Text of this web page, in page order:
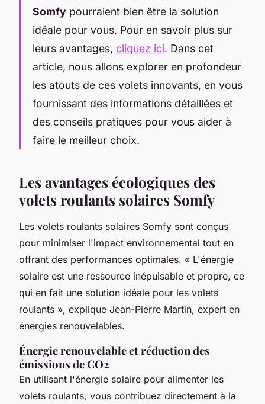
Somfy pourraient bien être la solution
idéale pour vous. Pour en savoir plus sur
leurs avantages, cliquez ici. Dans cet
article, nous allons explorer en profondeur
les atouts de ces volets innovants, en vous
fournissant des informations détaillées et
des conseils pratiques pour vous aider à
faire le meilleur choix.
Les avantages écologiques des
volets roulants solaires Somfy
Les volets roulants solaires Somfy sont conçus
pour minimiser l'impact environnemental tout en
offrant des performances optimales. « L'énergie
solaire est une ressource inépuisable et propre, ce
qui en fait une solution idéale pour les volets
roulants », explique Jean-Pierre Martin, expert en
énergies renouvelables.
Énergie renouvelable et réduction des
émissions de CO2
En utilisant l'énergie solaire pour alimenter les
volets roulants, vous contribuez directement à la